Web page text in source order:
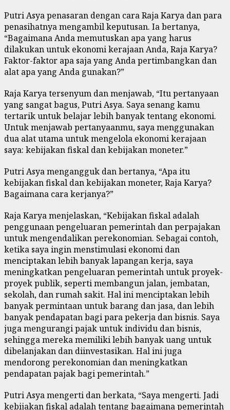
Putri Asya penasaran dengan cara Raja Karya dan para
penasihatnya mengambil keputusan. Ia bertanya,
“Bagaimana Anda memutuskan apa yang harus
dilakukan untuk ekonomi kerajaan Anda, Raja Karya?
Faktor-faktor apa saja yang Anda pertimbangkan dan
alat apa yang Anda gunakan?”
Raja Karya tersenyum dan menjawab, “Itu pertanyaan
yang sangat bagus, Putri Asya. Saya senang kamu
tertarik untuk belajar lebih banyak tentang ekonomi.
Untuk menjawab pertanyaanmu, saya menggunakan
dua alat utama untuk mengelola ekonomi kerajaan
saya: kebijakan fiskal dan kebijakan moneter.”
Putri Asya mengangguk dan bertanya, “Apa itu
kebijakan fiskal dan kebijakan moneter, Raja Karya?
Bagaimana cara kerjanya?”
Raja Karya menjelaskan, “Kebijakan fiskal adalah
penggunaan pengeluaran pemerintah dan perpajakan
untuk mengendalikan perekonomian. Sebagai contoh,
ketika saya ingin menstimulasi ekonomi dan
menciptakan lebih banyak lapangan kerja, saya
meningkatkan pengeluaran pemerintah untuk proyek-
proyek publik, seperti membangun jalan, jembatan,
sekolah, dan rumah sakit. Hal ini menciptakan lebih
banyak permintaan untuk barang dan jasa, dan lebih
banyak pendapatan bagi para pekerja dan bisnis. Saya
juga mengurangi pajak untuk individu dan bisnis,
sehingga mereka memiliki lebih banyak uang untuk
dibelanjakan dan diinvestasikan. Hal ini juga
mendorong perekonomian dan meningkatkan
pendapatan pajak bagi pemerintah.”
Putri Asya mengerti dan berkata, “Saya mengerti. Jadi
kebijakan fiskal adalah tentang bagaimana pemerintah